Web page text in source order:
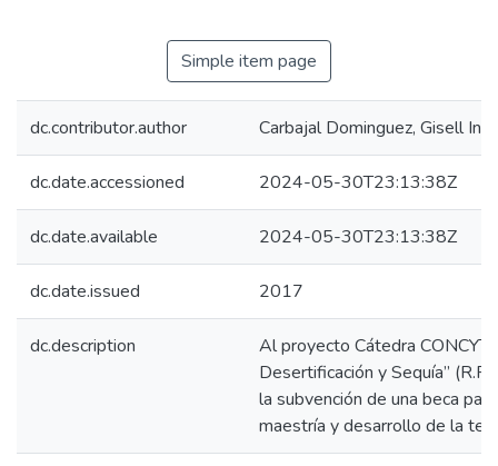
Simple item page
dc.contributor.author Carbajal Dominguez, Gisell
dc.date.accessioned 2024-05-30T23:13:38Z
dc.date.available 2024-05-30T23:13:38Z
dc.date.issued 2017
dc.description
Al proyecto Cátedra
Desertificación y Sequía”
la subvención de una beca
maestría y desarrollo de la